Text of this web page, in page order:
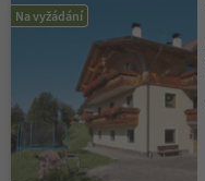
Na vyžádání